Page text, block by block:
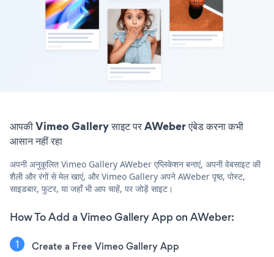
आपकी Vimeo Gallery साइट पर AWeber एंबेड करना कभी
आसान नहीं रहा
अपनी अनुकूलित Vimeo Gallery AWeber एप्लिकेशन बनाएं, अपनी वेबसाइट की
शैली और रंगों से मेल खाएं, और Vimeo Gallery अपने AWeber पृष्ठ, पोस्ट,
साइडबार, फुटर, या जहाँ भी आप चाहें, पर जोड़ें साइट।
How To Add a Vimeo Gallery App on AWeber:
Create a Free Vimeo Gallery App